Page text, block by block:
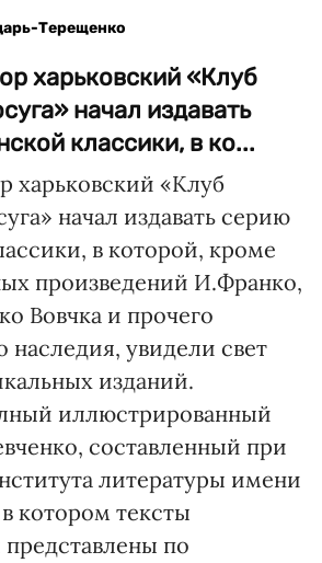
Терещенко
харьковский «Клуб
начал издавать
классики, в ко...
харьковский «Клуб
начал издавать серию
в которой, кроме
произведений И.Франко,
Вовчка и прочего
наследия, увидели свет
изданий.
иллюстрированный
составленный при
литературы имени
котором тексты
по